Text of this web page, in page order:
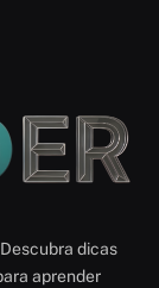
dicas
aprender